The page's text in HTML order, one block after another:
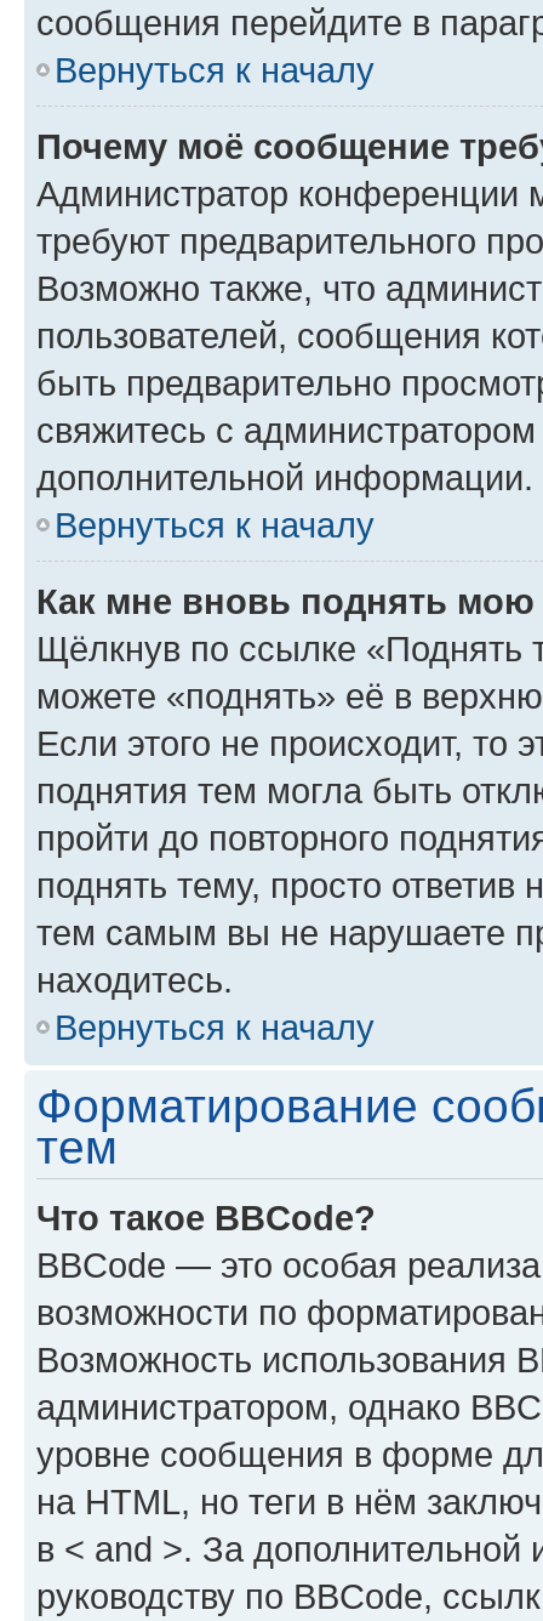
сообщения перейдите в
Вернуться к началу
Почему моё сообщение
Администратор конференции
требуют предварительного
Возможно также, что
пользователей, сообщения
быть предварительно
свяжитесь с
дополнительной информации.
Вернуться к началу
Как мне вновь поднять мою
Щёлкнув по ссылке «Поднять
можете «поднять» её в
Если этого не происходит, то
поднятия тем могла быть
пройти до повторного
поднять тему, просто ответив
тем самым вы не нарушаете
находитесь.
Вернуться к началу
Форматирование
тем
Что такое BBCode?
BBCode — это особая
возможности по
Возможность использования
администратором, однако
уровне сообщения в форме
на HTML, но теги в нём
в < and >. За
руководству по BBCode,